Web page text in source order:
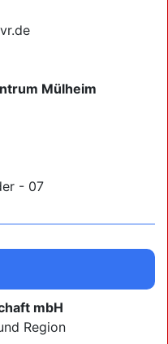
Mülheim
- 07
mbH
Region